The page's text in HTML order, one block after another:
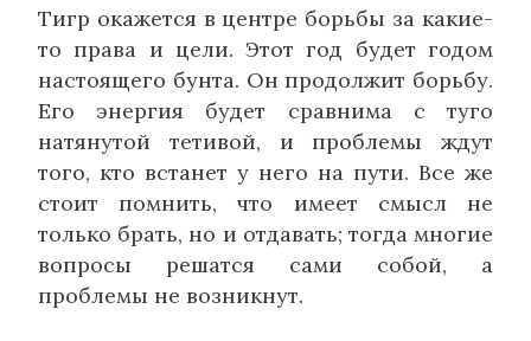
Тигр окажется в центре борьбы за какие-
то права и цели. Этот год будет годом
настоящего бунта. Он продолжит борьбу.
Его энергия будет сравнима с туго
натянутой тетивой, и проблемы ждут
того, кто встанет у него на пути. Все же
стоит помнить, что имеет смысл не
только брать, но и отдавать; тогда многие
вопросы решатся сами собой, а
проблемы не возникнут.